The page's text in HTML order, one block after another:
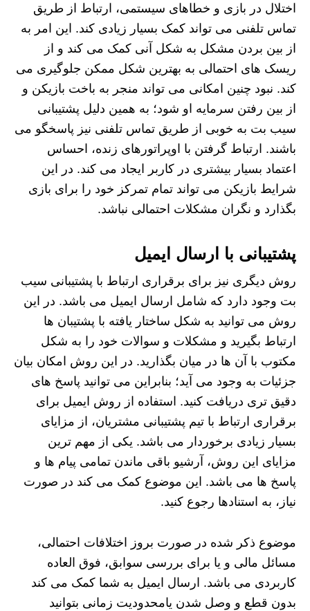
اختلال در بازی و خطاهای سیستمی، ارتباط از طریق
تماس تلفنی می تواند کمک بسیار زیادی کند. این امر به
از بین بردن مشکل به شکل آنی کمک می کند و از
ریسک های احتمالی به بهترین شکل ممکن جلوگیری می
کند. نبود چنین امکانی می تواند منجر به باخت بازیکن و
از بین رفتن سرمایه او شود؛ به همین دلیل پشتیبانی
سیب بت به خوبی از طریق تماس تلفنی نیز پاسخگو می
باشند. ارتباط گرفتن با اوپراتورهای زنده، احساس
اعتماد بسیار بیشتری در کاربر ایجاد می کند. در این
شرایط بازیکن می تواند تمام تمرکز خود را برای بازی
بگذارد و نگران مشکلات احتمالی نباشد.
پشتیبانی با ارسال ایمیل
روش دیگری نیز برای برقراری ارتباط با پشتیبانی سیب
بت وجود دارد که شامل ارسال ایمیل می باشد. در این
روش می توانید به شکل ساختار یافته با پشتیبان ها
ارتباط بگیرید و مشکلات و سوالات خود را به شکل
مکتوب با آن ها در میان بگذارید. در این روش امکان بیان
جزئیات به وجود می آید؛ بنابراین می توانید پاسخ های
دقیق تری دریافت کنید. استفاده از روش ایمیل برای
برقراری ارتباط با تیم پشتیبانی مشتریان، از مزایای
بسیار زیادی برخوردار می باشد. یکی از مهم ترین
مزایای این روش، آرشیو باقی ماندن تمامی پیام ها و
پاسخ ها می باشد. این موضوع کمک می کند در صورت
نیاز، به استنادها رجوع کنید.
موضوع ذکر شده در صورت بروز اختلافات احتمالی،
مسائل مالی و یا برای بررسی سوابق، فوق العاده
کاربردی می باشد. ارسال ایمیل به شما کمک می کند
بدون قطع و وصل شدن یامحدودیت زمانی بتوانید